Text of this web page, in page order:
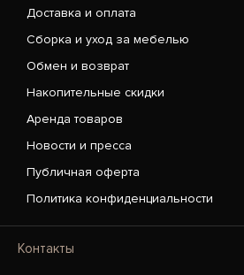
Доставка и оплата
Сборка и уход за мебелью
Обмен и возврат
Накопительные скидки
Аренда товаров
Новости и пресса
Публичная оферта
Политика конфиденциальности
Контакты